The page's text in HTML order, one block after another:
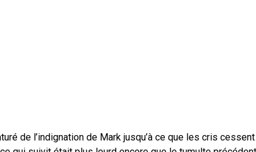
de l’indignation de Mark jusqu’à ce que les cris cessent